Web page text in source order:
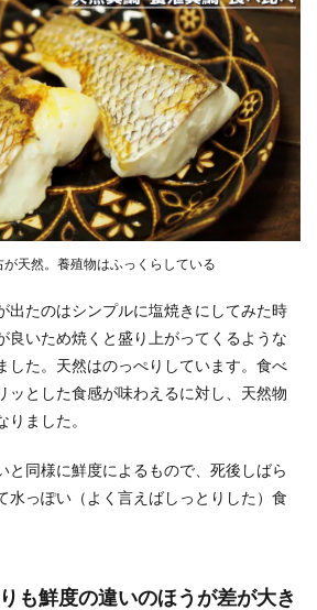
が天然。養殖物はふっくらしている
出たのはシンプルに塩焼きにしてみた時
良いため焼くと盛り上がってくるような
した。天然はのっぺりしています。食べ
ッとした食感が味わえるに対し、天然物
りました。
と同様に鮮度によるもので、死後しばら
水っぽい（よく言えばしっとりした）食
も鮮度の違いのほうが差が大き